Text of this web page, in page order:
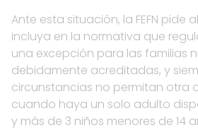
Ante esta situación, la FEFN pide
incluya en la normativa que
una excepción para las familias
debidamente acreditadas, y
circunstancias no permitan otra
cuando haya un solo adulto
y más de 3 niños menores de 14